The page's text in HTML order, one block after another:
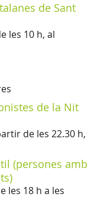
de Sant
les 10 h, al
de la Nit
de les 22.30 h,
(persones amb
les 18 h a les